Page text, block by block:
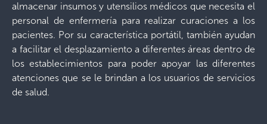
almacenar insumos y utensilios médicos que necesita el
personal de enfermería para realizar curaciones a los
pacientes. Por su característica portátil, también ayudan
a facilitar el desplazamiento a diferentes áreas dentro de
los establecimientos para poder apoyar las diferentes
atenciones que se le brindan a los usuarios de servicios
de salud.